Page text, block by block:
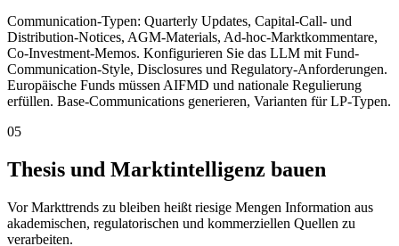
Communication-Typen: Quarterly Updates, Capital-Call- und
Distribution-Notices, AGM-Materials, Ad-hoc-Marktkommentare,
Co-Investment-Memos. Konfigurieren Sie das LLM mit Fund-
Communication-Style, Disclosures und Regulatory-Anforderungen.
Europäische Funds müssen AIFMD und nationale Regulierung
erfüllen. Base-Communications generieren, Varianten für LP-Typen.
05
Thesis und Marktintelligenz bauen
Vor Markttrends zu bleiben heißt riesige Mengen Information aus
akademischen, regulatorischen und kommerziellen Quellen zu
verarbeiten.